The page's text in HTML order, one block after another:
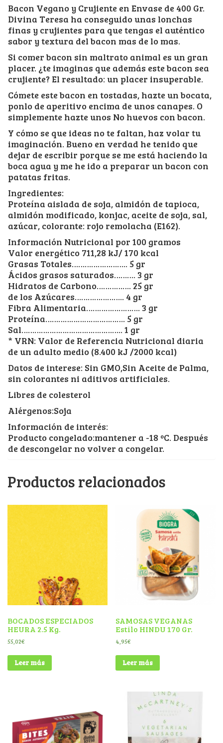
Bacon Vegano y Crujiente en Envase de 400 Gr.
Divina Teresa ha conseguido unas lonchas
finas y crujientes para que tengas el auténtico
sabor y textura del bacon mas de lo mas.
Si comer bacon sin maltrato animal es un gran
placer. ¿te imaginas que además este bacon sea
crujiente? El resultado: un placer insuperable.
Cómete este bacon en tostadas, hazte un bocata,
ponlo de aperitivo encima de unos canapes. O
simplemente hazte unos No huevos con bacon.
Y cómo se que ideas no te faltan, haz volar tu
imaginación. Bueno en verdad he tenido que
dejar de escribir porque se me está haciendo la
boca agua y me he ido a preparar un bacon con
patatas fritas.
Ingredientes:
Proteína aislada de soja, almidón de tapioca,
almidón modificado, konjac, aceite de soja, sal,
azúcar, colorante: rojo remolacha (E162).
Información Nutricional por 100 gramos
Valor energético 711,28 kJ/ 170 kcal
Grasas Totales…………………….. 5 gr
Ácidos grasos saturados………. 3 gr
Hidratos de Carbono……………. 25 gr
de los Azúcares………………….. 4 gr
Fibra Alimentaria……………………. 3 gr
Proteína………………………………. 5 gr
Sal……………………………………….. 1 gr
* VRN: Valor de Referencia Nutricional diaria
de un adulto medio (8.400 kJ /2000 kcal)
Datos de interese: Sin GMO,Sin Aceite de Palma,
sin colorantes ni aditivos artificiales.
Libres de colesterol
Alérgenos:Soja
Información de interés:
Producto congelado:mantener a -18 ºC. Después
de descongelar no volver a congelar.
Productos relacionados
BOCADOS ESPECIADOS
HEURA 2.5 Kg.
55,02€
Leer más
SAMOSAS VEGANAS
Estilo HINDU 170 Gr.
4,95€
Leer más